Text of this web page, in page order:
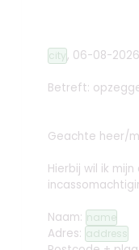
city, 06-08-2026
Betreft:
Geachte heer/
Hierbij wil ik
Naam: name
Adres: address